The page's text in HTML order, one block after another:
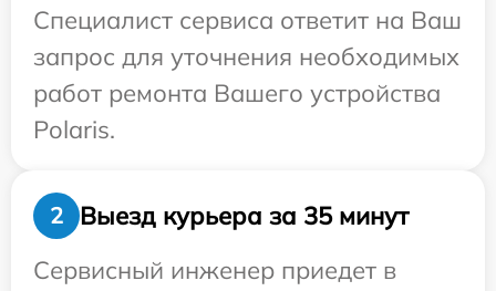
Специалист сервиса ответит на Ваш
запрос для уточнения необходимых
работ ремонта Вашего устройства
Polaris.
2
Выезд курьера за 35 минут
Сервисный инженер приедет в